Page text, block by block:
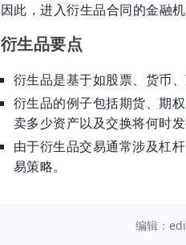
因此，进入衍生品合同的金融
衍生品要点
衍生品是基于如股票、货币
衍生品的例子包括期货、期
卖多少资产以及交换将何时发
由于衍生品交易通常涉及杠
易策略。
编辑：